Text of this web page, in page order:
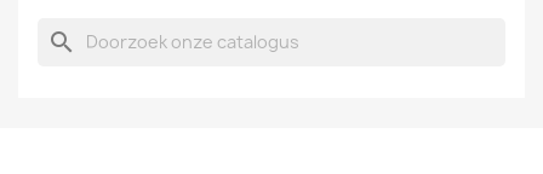
search